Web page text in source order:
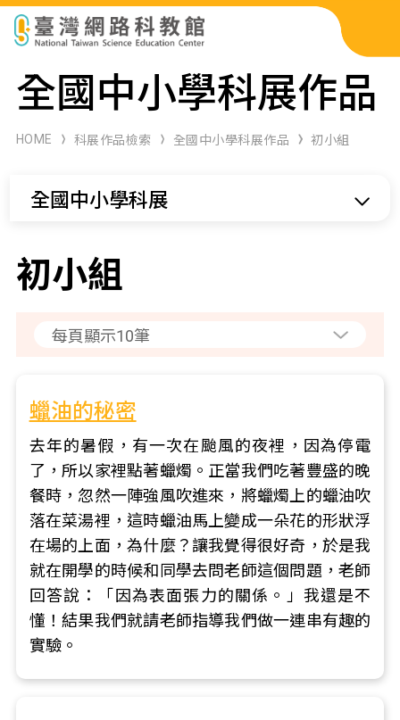
科展作品檢索
科學研習月刊
全國中小學科展作品
HOME 科展作品檢索 全國中小學科展作品 初小組
全國中小學科展
初小組
蠟油的秘密
去年的暑假，有一次在颱風的夜裡，因為停電
了，所以家裡點著蠟燭。正當我們吃著豐盛的晚
餐時，忽然一陣強風吹進來，將蠟燭上的蠟油吹
落在菜湯裡，這時蠟油馬上變成一朵花的形狀浮
在場的上面，為什麼？讓我覺得很好奇，於是我
就在開學的時候和同學去問老師這個問題，老師
回答說：「因為表面張力的關係。」我還是不
懂！結果我們就請老師指導我們做一連串有趣的
實驗。